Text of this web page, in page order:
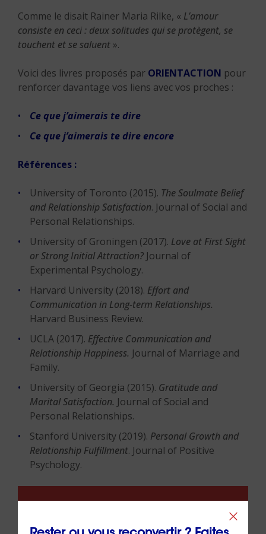
Comme le disait Rainer Maria Rilke, « L’amour
consiste en ceci : deux solitudes qui se protègent, se
touchent et se saluent ».
Voici des livres proposés par ORIENTACTION pour
renforcer davantage vos liens avec vos proches :
Ce que j’aimerais te dire
Ce que j’aimerais te dire encore
Références :
University of Toronto (2015). The Soulmate Belief
and Relationship Satisfaction. Journal of Social and
Personal Relationships.
University of Groningen (2017). Love at First Sight
or Strong Initial Attraction? Journal of
Experimental Psychology.
Harvard University (2018). Effort and
Communication in Long-term Relationships.
Harvard Business Review.
UCLA (2017). Effective Communication and
Relationship Happiness. Journal of Marriage and
Family.
University of Georgia (2015). Gratitude and
Marital Satisfaction. Journal of Social and
Personal Relationships.
Stanford University (2019). Personal Growth and
Relationship Fulfillment. Journal of Positive
Psychology.